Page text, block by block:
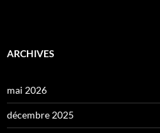
ARCHIVES
mai 2026
décembre 2025